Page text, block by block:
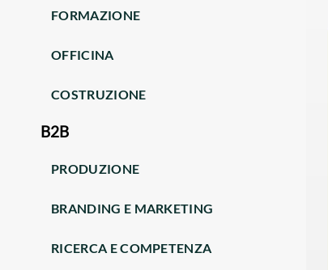
FORMAZIONE
OFFICINA
COSTRUZIONE
B2B
PRODUZIONE
BRANDING E MARKETING
RICERCA E COMPETENZA